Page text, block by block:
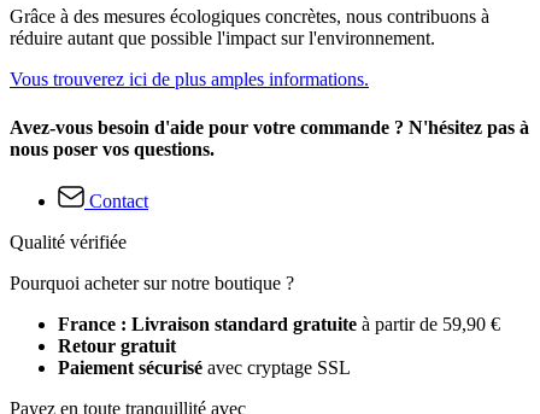
Grâce à des mesures écologiques concrètes, nous contribuons à
réduire autant que possible l'impact sur l'environnement.
Vous trouverez ici de plus amples informations.
Avez-vous besoin d'aide pour votre commande ? N'hésitez pas à
nous poser vos questions.
Contact
Qualité vérifiée
Pourquoi acheter sur notre boutique ?
France : Livraison standard gratuite à partir de 59,90 €
Retour gratuit
Paiement sécurisé avec cryptage SSL
Payez en toute tranquillité avec